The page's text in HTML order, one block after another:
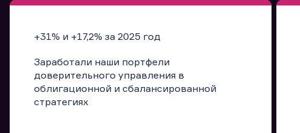
+31% и +17,2% за 2025 год
Заработали наши портфели
доверительного управления в
облигационной и сбалансированной
стратегиях